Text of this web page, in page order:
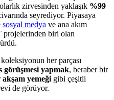
zirvesinden yaklaşık %99
seyrediyor. Piyasaya
sosyal medya ve ana akım
projelerinden biri olan
her parçası
görüşmesi yapmak, beraber bir
akşam yemeği gibi çeşitli
de görüyor.